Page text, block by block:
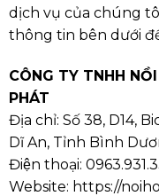
dịch vụ của chúng
thông tin bên dưới
CÔNG TY TNHH
PHÁT
Địa chỉ: Số 38, D14,
Dĩ An, Tỉnh Bình
Điện thoại:
Website: https://